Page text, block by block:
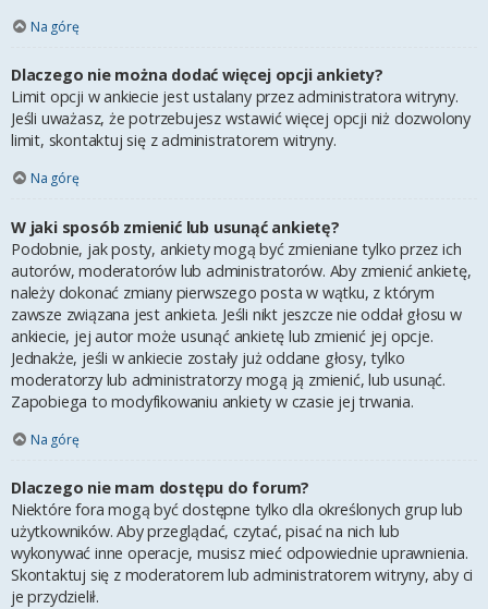
Na górę
Dlaczego nie można dodać więcej opcji ankiety?
Limit opcji w ankiecie jest ustalany przez administratora witryny.
Jeśli uważasz, że potrzebujesz wstawić więcej opcji niż dozwolony
limit, skontaktuj się z administratorem witryny.
Na górę
W jaki sposób zmienić lub usunąć ankietę?
Podobnie, jak posty, ankiety mogą być zmieniane tylko przez ich
autorów, moderatorów lub administratorów. Aby zmienić ankietę,
należy dokonać zmiany pierwszego posta w wątku, z którym
zawsze związana jest ankieta. Jeśli nikt jeszcze nie oddał głosu w
ankiecie, jej autor może usunąć ankietę lub zmienić jej opcje.
Jednakże, jeśli w ankiecie zostały już oddane głosy, tylko
moderatorzy lub administratorzy mogą ją zmienić, lub usunąć.
Zapobiega to modyfikowaniu ankiety w czasie jej trwania.
Na górę
Dlaczego nie mam dostępu do forum?
Niektóre fora mogą być dostępne tylko dla określonych grup lub
użytkowników. Aby przeglądać, czytać, pisać na nich lub
wykonywać inne operacje, musisz mieć odpowiednie uprawnienia.
Skontaktuj się z moderatorem lub administratorem witryny, aby ci
je przydzielił.